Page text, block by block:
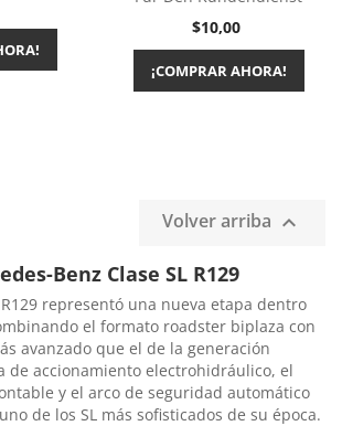
Precio
$10,00
¡COMPRAR AHORA!
Volver arriba 
Benz Clase SL R129
representó una nueva etapa dentro
el formato roadster biplaza con
avanzado que el de la generación
de accionamiento electrohidráulico, el
y el arco de seguridad automático
de los SL más sofisticados de su época.